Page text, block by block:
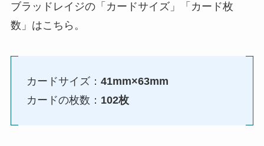
ブラッドレイジの「カードサイズ」「カード枚
数」はこちら。
カードサイズ： 41mm×63mm
カードの枚数： 102枚